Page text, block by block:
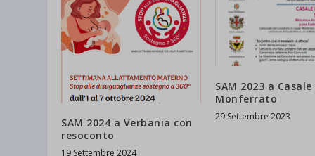
SAM 2024 a Verbania con
resoconto
19 Settembre 2024
SAM 2023 a Casale
Monferrato
29 Settembre 2023
wp-
et-
wpc*